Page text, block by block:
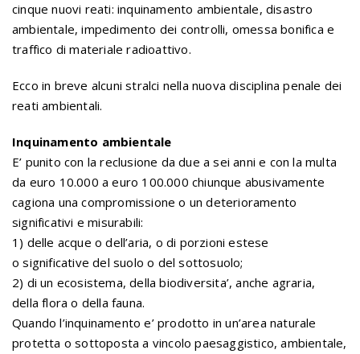
cinque nuovi reati: inquinamento ambientale, disa­stro
ambien­tale, impedimento dei con­trolli, omessa boni­fica e
traf­fico di mate­riale radioat­tivo.
Ecco in breve alcuni stralci nella nuova disciplina penale dei
reati ambientali.
Inquinamento ambientale
E’ punito con la reclusione da due a sei anni e con la multa
da euro 10.000 a euro 100.000 chiunque abusivamente
cagiona una compromissione o un deterioramento
significativi e misurabili:
1) delle acque o dell’aria, o di porzioni estese
o significative del suolo o del sottosuolo;
2) di un ecosistema, della biodiversita’, anche agraria,
della flora o della fauna.
Quando l’inquinamento e’ prodotto in un’area naturale
protetta o sottoposta a vincolo paesaggistico, ambientale,